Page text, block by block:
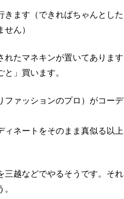
きます（できればちゃんとした
ん）
れたマネキンが置いてあります
」買います。
ファッションのプロ）がコーデ
ィネートをそのまま真似る以上
三越などでやるそうです。それ